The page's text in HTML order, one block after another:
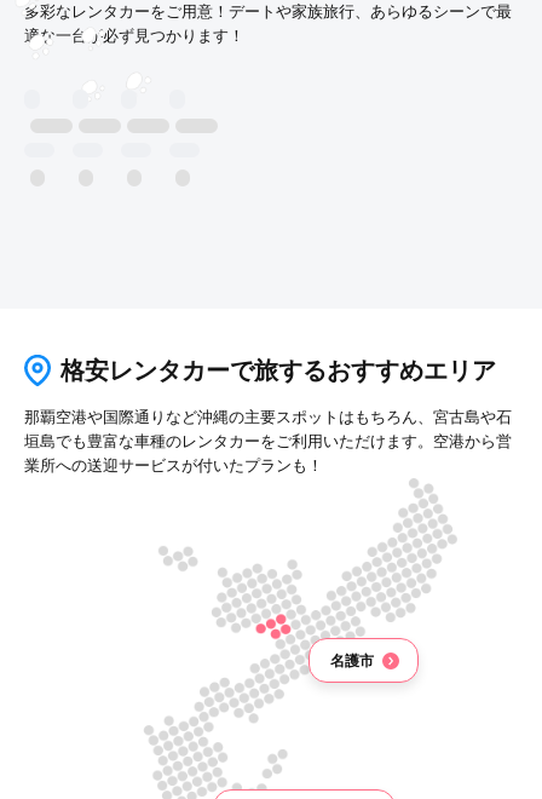
多彩なレンタカーをご用意！デートや家族旅行、あらゆるシーンで最
適な一台が必ず見つかります！
格安レンタカーで旅するおすすめエリア
那覇空港や国際通りなど沖縄の主要スポットはもちろん、宮古島や石
垣島でも豊富な車種のレンタカーをご利用いただけます。空港から営
業所への送迎サービスが付いたプランも！
名護市